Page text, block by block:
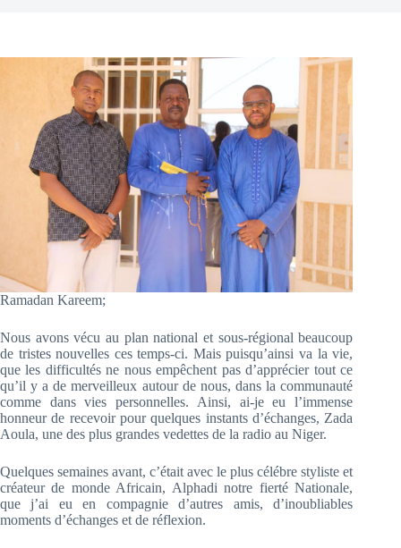
Ramadan Kareem;
Nous avons vécu au plan national et sous-régional beaucoup
de tristes nouvelles ces temps-ci. Mais puisqu’ainsi va la vie,
que les difficultés ne nous empêchent pas d’apprécier tout ce
qu’il y a de merveilleux autour de nous, dans la communauté
comme dans vies personnelles. Ainsi, ai-je eu l’immense
honneur de recevoir pour quelques instants d’échanges, Zada
Aoula, une des plus grandes vedettes de la radio au Niger.
Quelques semaines avant, c’était avec le plus célébre styliste et
créateur de monde Africain, Alphadi notre fierté Nationale,
que j’ai eu en compagnie d’autres amis, d’inoubliables
moments d’échanges et de réflexion.